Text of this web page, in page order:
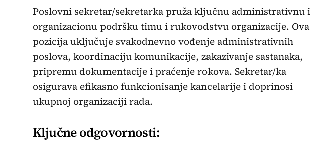
Poslovni sekretar/sekretarka pruža ključnu administrativnu i
organizacionu podršku timu i rukovodstvu organizacije. Ova
pozicija uključuje svakodnevno vođenje administrativnih
poslova, koordinaciju komunikacije, zakazivanje sastanaka,
pripremu dokumentacije i praćenje rokova. Sekretar/ka
osigurava efikasno funkcionisanje kancelarije i doprinosi
ukupnoj organizaciji rada.
Ključne odgovornosti: